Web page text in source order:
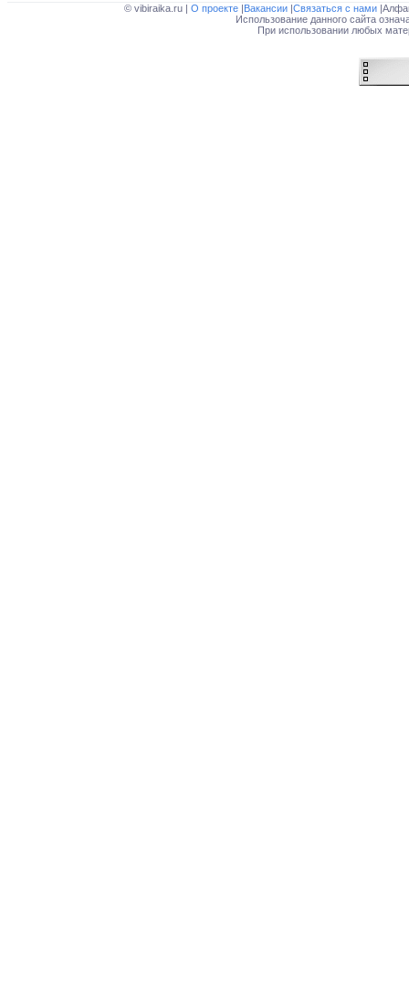
© vibiraika.ru | О проекте |Вакансии |Связаться с нами
Использование данного сайта
При использовании любых